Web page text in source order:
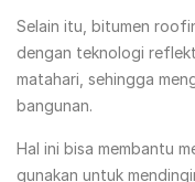
Selain itu, bitumen
dengan teknologi
matahari, sehingga
bangunan.
Hal ini bisa membantu
gunakan untuk